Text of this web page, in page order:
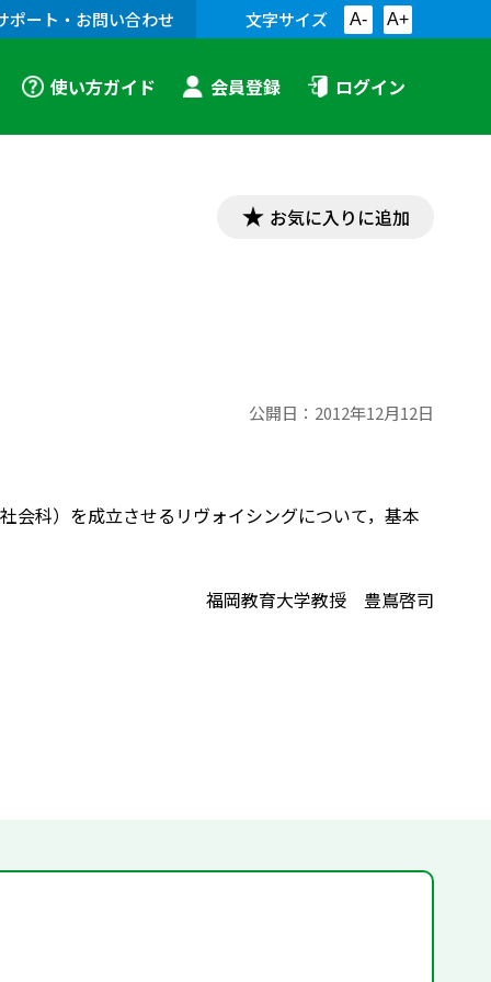
ポート・お問い合わせ 文字サイズ A- A+
使い方ガイド 会員登録 ログイン
お気に入りに追加
公開日： 2012年12月12日
会科）を成立させるリヴォイシングについて，基本
福岡教育大学教授 豊嶌啓司